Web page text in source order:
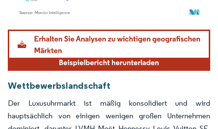
Bild © Mordor Intelligence. Wiederverwendung erfordert Namensnennung gemäß
Wettbewerbslandschaft
Der Luxusuhrmarkt ist mäßig konsolidiert und wird
hauptsächlich von einigen wenigen großen Unternehmen